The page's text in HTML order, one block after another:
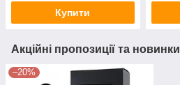
Купити
Акційні пропозиції та новинки
–20%